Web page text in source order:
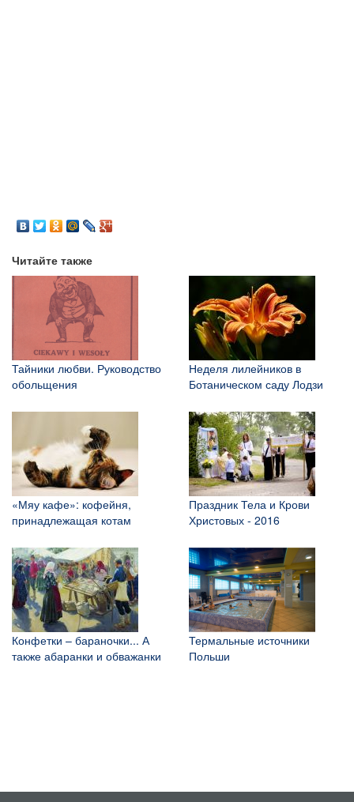
Читайте также
Тайники любви. Руководство
обольщения
Неделя лилейников в
Ботаническом саду Лодзи
«Мяу кафе»: кофейня,
принадлежащая котам
Праздник Тела и Крови
Христовых - 2016
Конфетки – бараночки... А
также абаранки и обважанки
Термальные источники
Польши